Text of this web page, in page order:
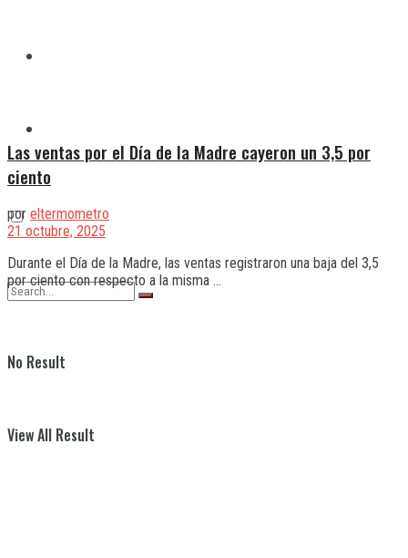
No Result
View All Result
Las ventas por el Día de la Madre cayeron un 3,5 por
ciento
por eltermometro
21 octubre, 2025
Durante el Día de la Madre, las ventas registraron una baja del 3,5
por ciento con respecto a la misma ...